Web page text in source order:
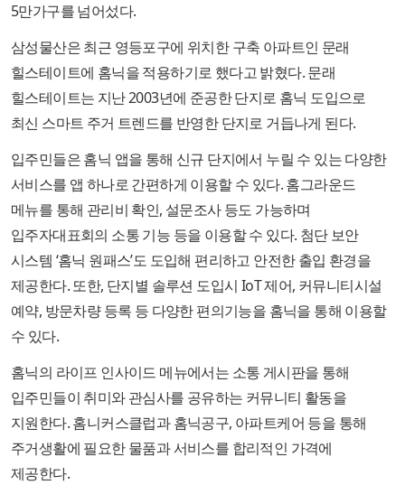
5만가구를 넘어섰다.
삼성물산은 최근 영등포구에 위치한 구축 아파트인 문래
힐스테이트에 홈닉을 적용하기로 했다고 밝혔다. 문래
힐스테이트는 지난 2003년에 준공한 단지로 홈닉 도입으로
최신 스마트 주거 트렌드를 반영한 단지로 거듭나게 된다.
입주민들은 홈닉 앱을 통해 신규 단지에서 누릴 수 있는 다양한
서비스를 앱 하나로 간편하게 이용할 수 있다. 홈그라운드
메뉴를 통해 관리비 확인, 설문조사 등도 가능하며
입주자대표회의 소통 기능 등을 이용할 수 있다. 첨단 보안
시스템 ‘홈닉 원패스’도 도입해 편리하고 안전한 출입 환경을
제공한다. 또한, 단지별 솔루션 도입시 IoT 제어, 커뮤니티시설
예약, 방문차량 등록 등 다양한 편의기능을 홈닉을 통해 이용할
수 있다.
홈닉의 라이프 인사이드 메뉴에서는 소통 게시판을 통해
입주민들이 취미와 관심사를 공유하는 커뮤니티 활동을
지원한다. 홈니커스클럽과 홈닉공구, 아파트케어 등을 통해
주거생활에 필요한 물품과 서비스를 합리적인 가격에
제공한다.